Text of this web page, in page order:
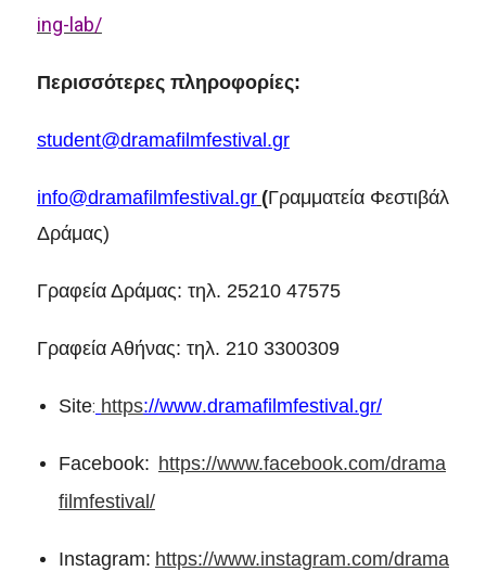
ing-lab/
Περισσότερες πληροφορίες:
student@dramafilmfestival.gr
info@dramafilmfestival.gr (Γραμματεία Φεστιβάλ
Δράμας)
Γραφεία Δράμας: τηλ. 25210 47575
Γραφεία Αθήνας: τηλ. 210 3300309
Site: https://www.dramafilmfestival.gr/
Facebook: https://www.facebook.com/drama
filmfestival/
Instagram: https://www.instagram.com/drama